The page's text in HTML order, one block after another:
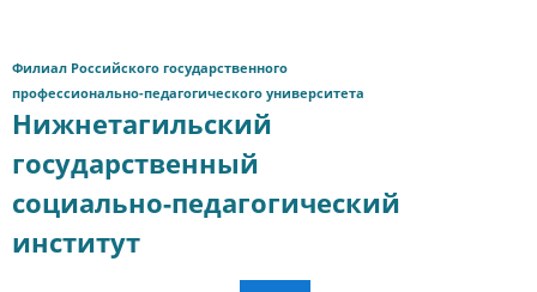
Филиал Российского государственного
профессионально-педагогического университета
Нижнетагильский
государственный
социально-педагогический
институт